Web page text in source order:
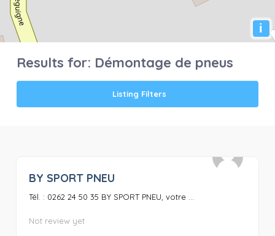
i
Results for: Démontage de pneus
Listing Filters
BY SPORT PNEU
Tél. : 0262 24 50 35 BY SPORT PNEU, votre ...
Not review yet